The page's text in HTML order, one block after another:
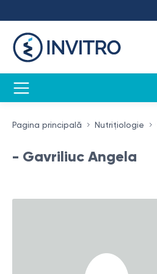
Pagina principală Nutrițiologie
- Gavriliuc Angela